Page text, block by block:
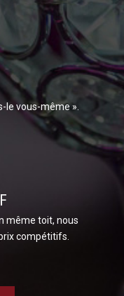
le vous-même ».
même toit, nous
compétitifs.